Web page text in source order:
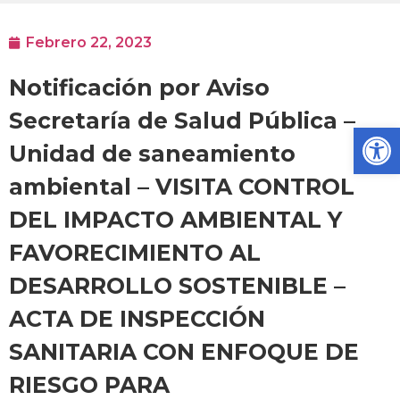
Febrero 22, 2023
Notificación por Aviso
Secretaría de Salud Pública –
Unidad de saneamiento
ambiental – VISITA CONTROL
DEL IMPACTO AMBIENTAL Y
FAVORECIMIENTO AL
DESARROLLO SOSTENIBLE –
ACTA DE INSPECCIÓN
SANITARIA CON ENFOQUE DE
RIESGO PARA